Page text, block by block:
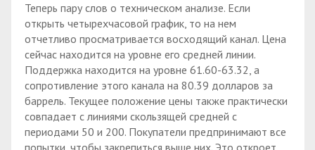
Теперь пару слов о техническом анализе. Если
открыть четырехчасовой график, то на нем
отчетливо просматривается восходящий канал. Цена
сейчас находится на уровне его средней линии.
Поддержка находится на уровне 61.60-63.32, а
сопротивление этого канала на 80.39 долларов за
баррель. Текущее положение цены также практически
совпадает с линиями скользящей средней с
периодами 50 и 200. Покупатели предпринимают все